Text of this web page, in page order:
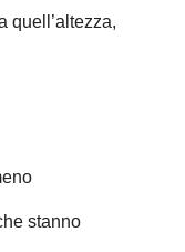
quell’altezza,
stanno